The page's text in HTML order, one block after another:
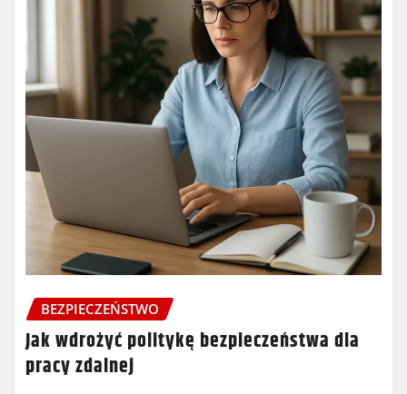
BEZPIECZEŃSTWO
Jak wdrożyć politykę bezpieczeństwa dla
pracy zdalnej